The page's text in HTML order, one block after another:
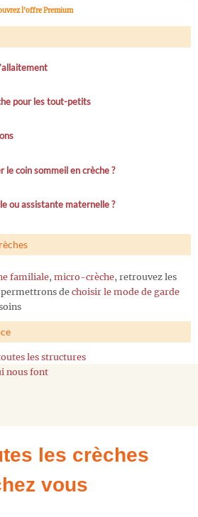
l'offre Premium
pour les tout-petits
le coin sommeil en crèche ?
ou assistante maternelle ?
familiale, micro-crèche, retrouvez les
de choisir le mode de garde
les structures
nous font
les crèches
vous